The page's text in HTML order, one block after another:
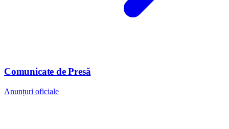
Comunicate de Presă
Anunțuri oficiale